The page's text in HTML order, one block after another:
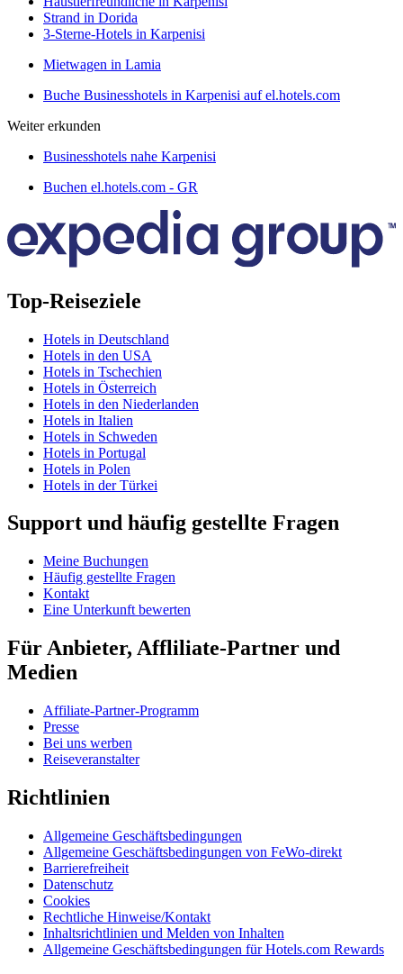
Strand in Dorida
3-Sterne-Hotels in Karpenisi
Mietwagen in Lamia
Buche Businesshotels in Karpenisi auf el.hotels.com
Weiter erkunden
Businesshotels nahe Karpenisi
Buchen el.hotels.com - GR
Top-Reiseziele
Hotels in Deutschland
Hotels in den USA
Hotels in Tschechien
Hotels in Österreich
Hotels in den Niederlanden
Hotels in Italien
Hotels in Schweden
Hotels in Portugal
Hotels in Polen
Hotels in der Türkei
Support und häufig gestellte Fragen
Meine Buchungen
Häufig gestellte Fragen
Kontakt
Eine Unterkunft bewerten
Für Anbieter, Affliliate-Partner und
Medien
Affiliate-Partner-Programm
Presse
Bei uns werben
Reiseveranstalter
Richtlinien
Allgemeine Geschäftsbedingungen
Allgemeine Geschäftsbedingungen von FeWo-direkt
Barrierefreiheit
Datenschutz
Cookies
Rechtliche Hinweise/Kontakt
Inhaltsrichtlinien und Melden von Inhalten
Allgemeine Geschäftsbedingungen für Hotels.com Rewards